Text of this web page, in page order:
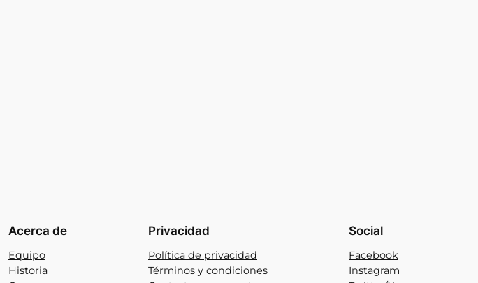
Acerca de
Equipo
Historia
Privacidad
Política de privacidad
Términos y condiciones
Social
Facebook
Instagram